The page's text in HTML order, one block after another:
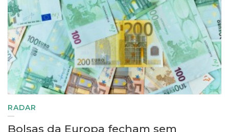
RADAR
Bolsas da Europa fecham sem